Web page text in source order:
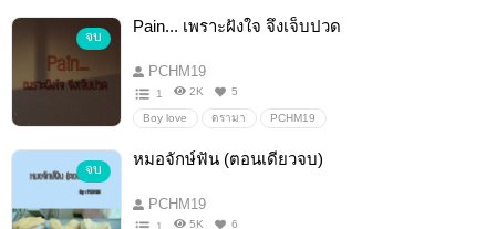
จบ
Pain... เพราะฝังใจ จึงเจ็บปวด
PCHM19
1 2K 5
Boy love ดรามา PCHM19
จบ
หมอจักษ์ฟัน (ตอนเดียวจบ)
PCHM19
1 5K 6